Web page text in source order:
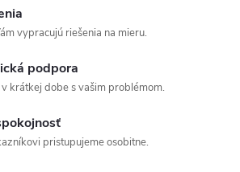
vypracujú riešenia na mieru.
podpora
krátkej dobe s vašim problémom.
pristupujeme osobitne.